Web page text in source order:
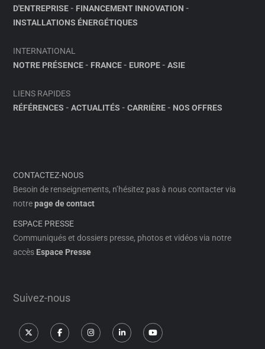
D'ENTREPRISE- FINANCEMENT INNOVATION -
INSTALLATIONS ÉNERGÉTIQUES
INTERNATIONAL
NOTRE PRÉSENCE- FRANCE- EUROPE-ASIE
LIENS RAPIDES
RÉFÉRENCES -ACTUALITÉS -CARRIÈRE- NOS OFFRES
CONTACTEZ-NOUS
Besoin de renseignements, n’hésitez pas à nous contacter via
notrepage de contact
ESPACE PRESSE
Communiqués et dossiers presse, photos et vidéos via notre
accès Espace Presse
Suivez-nous